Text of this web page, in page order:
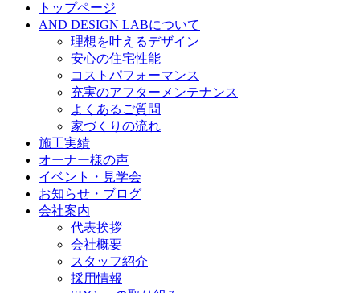
トップページ
AND DESIGN LABについて
理想を叶えるデザイン
安心の住宅性能
コストパフォーマンス
充実のアフターメンテナンス
よくあるご質問
家づくりの流れ
施工実績
オーナー様の声
イベント・見学会
お知らせ・ブログ
会社案内
代表挨拶
会社概要
スタッフ紹介
採用情報